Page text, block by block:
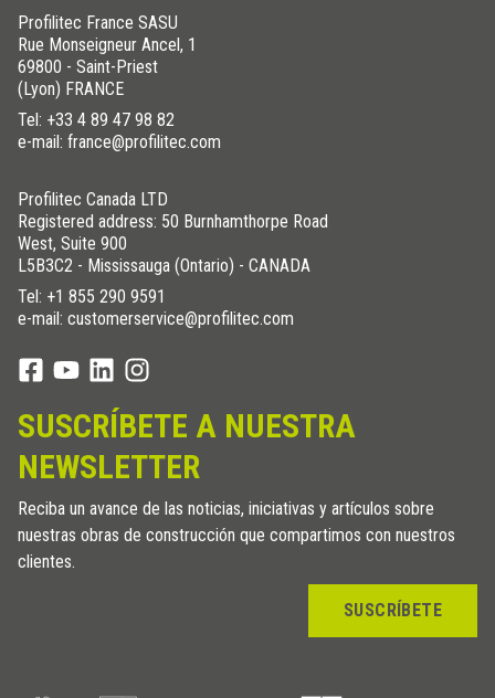
Profilitec France SASU
Rue Monseigneur Ancel, 1
69800 - Saint-Priest
(Lyon) FRANCE
Tel: +33 4 89 47 98 82
e-mail: france@profilitec.com
Profilitec Canada LTD
Registered address: 50 Burnhamthorpe Road
West, Suite 900
L5B3C2 - Mississauga (Ontario) - CANADA
Tel: +1 855 290 9591
e-mail: customerservice@profilitec.com
SUSCRÍBETE A NUESTRA
NEWSLETTER
Reciba un avance de las noticias, iniciativas y artículos sobre
nuestras obras de construcción que compartimos con nuestros
clientes.
SUSCRÍBETE